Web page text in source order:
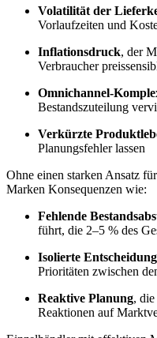
Volatilität der
Vorlaufzeiten und
Inflationsdruck, der
Verbraucher
Omnichannel-
Bestandszuteilung
Verkürzte
Planungsfehler lassen
Ohne einen starken Ansatz
Marken Konsequenzen wie:
Fehlende
führt, die 2–5 % des
Isolierte
Prioritäten zwischen
Reaktive Planung,
Reaktionen auf